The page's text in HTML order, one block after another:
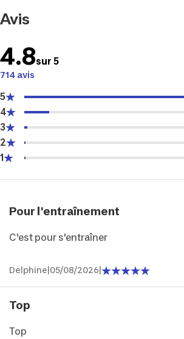
Avis
4.8sur 5
714 avis
5
4
3
2
1
Pour l'entraînement
C'est pour s'entraîner
Delphine 05/08/2026
Top
Top